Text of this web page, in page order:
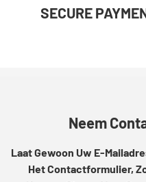
SECURE
Neem
Laat Gewoon Uw E-
Het Contactformulier,